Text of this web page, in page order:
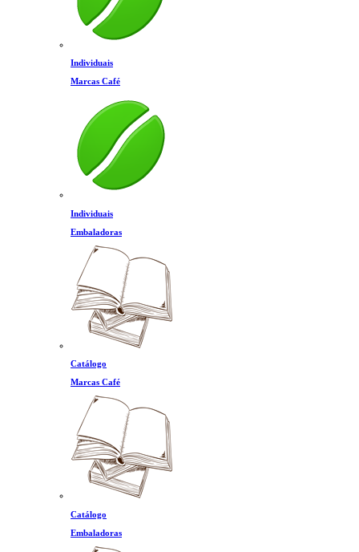
Individuais
Marcas Café
Individuais
Embaladoras
Catálogo
Marcas Café
Catálogo
Embaladoras